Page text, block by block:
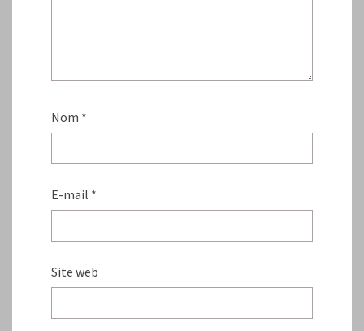
Nom *
E-mail *
Site web